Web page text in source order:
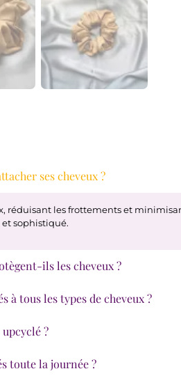
ses cheveux ?
réduisant les frottements et
sophistiqué.
ils les cheveux ?
à tous les types de cheveux ?
?
toute la journée ?